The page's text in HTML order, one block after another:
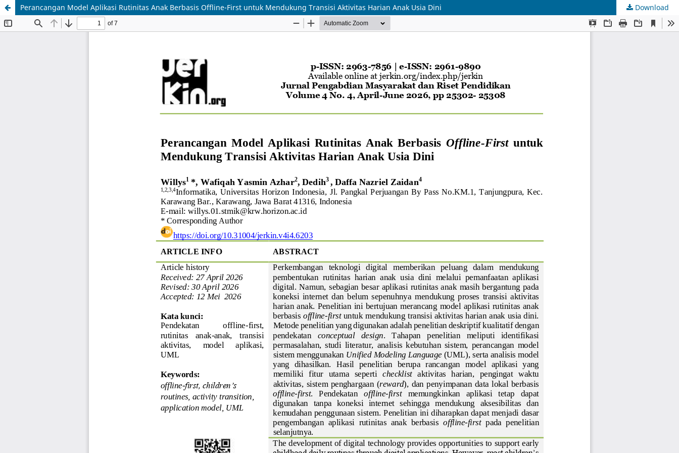
Perancangan Model Aplikasi Rutinitas Anak Berbasis Offline-First untuk Mendukung Transisi Aktivitas Harian Anak Usia Dini Download